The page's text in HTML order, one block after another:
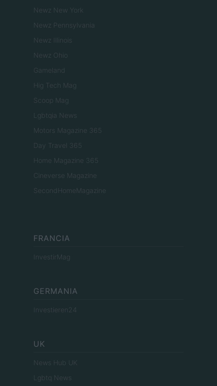
Newz New York
Newz Pennsylvania
Newz Illinois
Newz Ohio
Gameland
Hig Tech Mag
Scoop Mag
Lgbtqia News
Motors Magazine 365
Day Travel 365
Home Magazine 365
Cineverse Magazine
SecondHomeMagazine
FRANCIA
InvestirMag
GERMANIA
Investieren24
UK
News Hub UK
Lgbtq News